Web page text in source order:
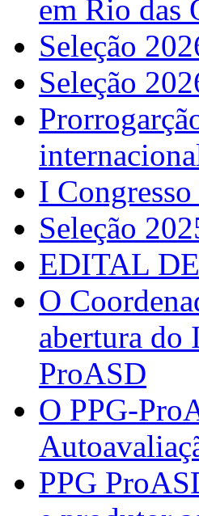
em Rio das
Seleção
Seleção
I
Seleção
EDITAL
O
abertura do
ProASD
O PPG-
PPG